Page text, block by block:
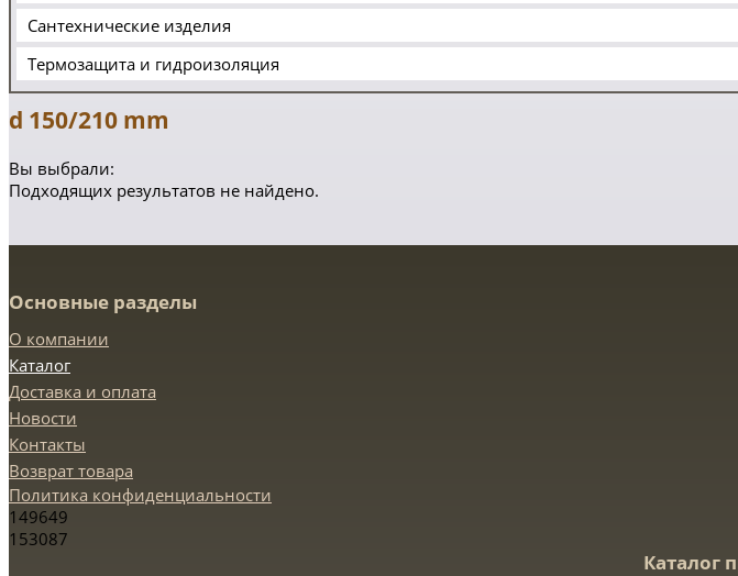
Сантехнические изделия
Термозащита и гидроизоляция
d 150/210 mm
Вы выбрали:
Подходящих результатов не найдено.
Основные разделы
О компании
Каталог
Доставка и оплата
Новости
Контакты
Возврат товара
Политика конфиденциальности
149649
153087
Каталог